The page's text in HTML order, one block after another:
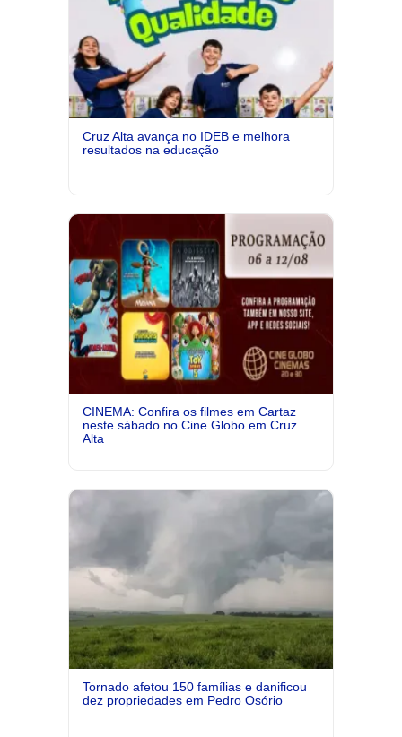
Cruz Alta avança no IDEB e melhora
resultados na educação
CINEMA: Confira os filmes em Cartaz
neste sábado no Cine Globo em Cruz
Alta
Tornado afetou 150 famílias e danificou
dez propriedades em Pedro Osório